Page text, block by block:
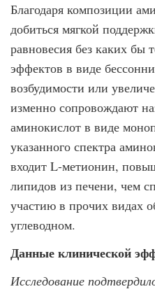
Благодаря композиции
добиться мягкой
равновесия без каких
эффектов в виде
возбудимости или
изменно сопровождают
аминокислот в виде
указанного спектра
входит L-метионин,
липидов из печени, чем
участию в прочих ви­дах
углеводном.
Данные клинической
Исследование